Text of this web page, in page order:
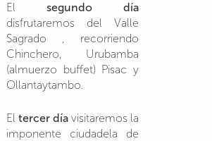
Elsegundo día
disfrutaremos del Valle
Sagrado , recorriendo
Chinchero, Urubamba
(almuerzo buffet) Pisac y
Ollantaytambo.
El tercer día visitaremos la
imponente ciudadela de